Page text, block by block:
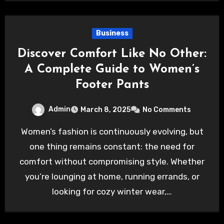
Business
Discover Comfort Like No Other:
A Complete Guide to Women’s
Footer Pants
Admin March 8, 2025 No Comments
Women’s fashion is continuously evolving, but
one thing remains constant: the need for
comfort without compromising style. Whether
you’re lounging at home, running errands, or
looking for cozy winter wear,…